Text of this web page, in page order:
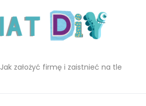
Jak założyć firmę i zaistnieć na tle